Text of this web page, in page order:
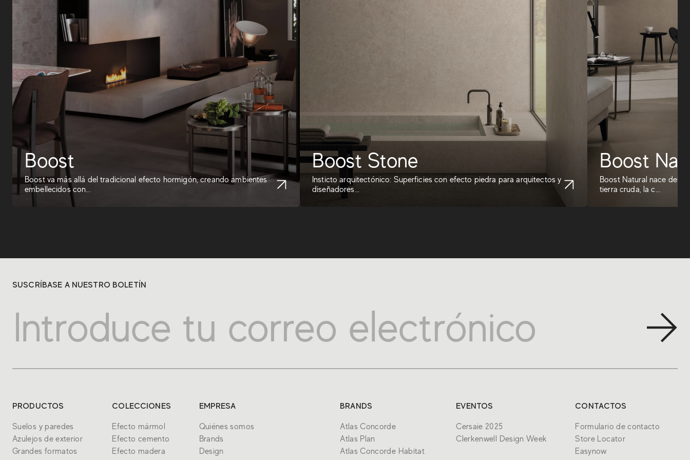
Boost
Boost va más allá del tradicional efecto hormigón, creando ambientes
embellecidos con...
Boost Stone
Insticto arquitectónico: Superficies con efecto piedra para arquitectos y
diseñadores...
Boost
Boost Natural nace del
tierra cruda, la c...
SUSCRÍBASE A NUESTRO BOLETÍN
PRODUCTOS
Suelos y paredes
Azulejos de exterior
Grandes formatos
COLECCIONES
Efecto mármol
Efecto cemento
Efecto madera
EMPRESA
Quiénes somos
Brands
Design
BRANDS
Atlas Concorde
Atlas Plan
Atlas Concorde Habitat
EVENTOS
Cersaie 2025
Clerkenwell Design Week
CONTACTOS
Formulario de contacto
Store Locator
Easynow